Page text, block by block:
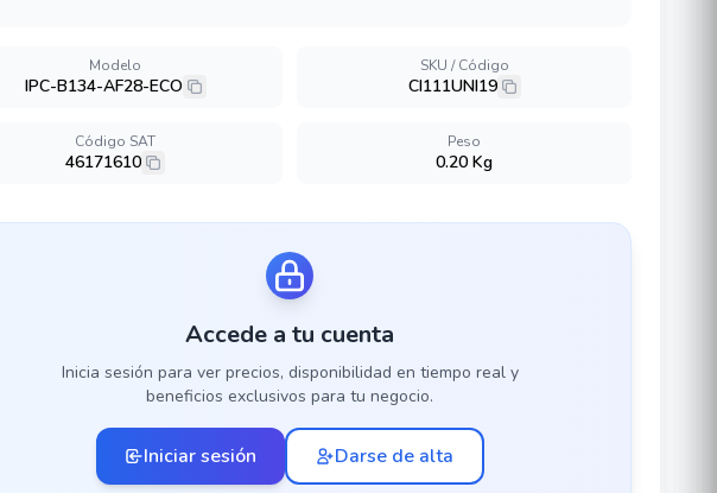
Modelo
IPC-B134-AF28-ECO
SKU / Código
CI111UNI19
Código SAT
46171610
Peso
0.20 Kg
Accede a tu cuenta
Inicia sesión para ver precios, disponibilidad en tiempo real y
beneficios exclusivos para tu negocio.
Iniciar sesión Darse de alta